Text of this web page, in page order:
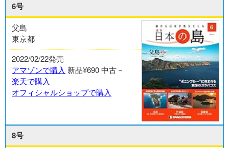
6号
父島
東京都
2022/02/22発売
アマゾンで購入 新品¥690中古－
楽天で購入
オフィシャルショップで購入
8号